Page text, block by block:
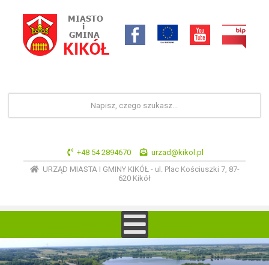
+48 54 2894670
urzad@kikol.pl
URZĄD MIASTA I GMINY KIKÓŁ - ul. Plac Kościuszki 7, 87-
620 Kikół